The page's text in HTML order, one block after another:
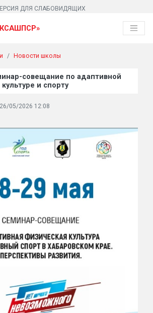
ДЛЯ СЛАБОВИДЯЩИХ
Новости школы
совещание по адаптивной
и спорту
26/05/2026 12:08